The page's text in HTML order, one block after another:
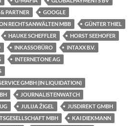
PARTNER
GOOGLE
RECHTSANWÄLTEN MBB
GÜNTER THIEL
HAUKE SCHEFFLER
HORST SEEHOFER
INKASSOBÜRO
INTAXX B.V.
INTERNETONE AG
GMBH (IN LIQUIDATION)
JOURNALISTENWATCH
JULIJA ŽIGEL
JUSDIREKT GMBH
MBH
KAI DIEKMANN